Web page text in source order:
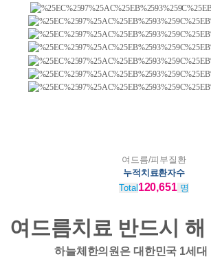
여드름/피부질환
누적치료환자수
Total 120,651명
여드름치료 반드시
하늘체한의원은 대한민국 1세대